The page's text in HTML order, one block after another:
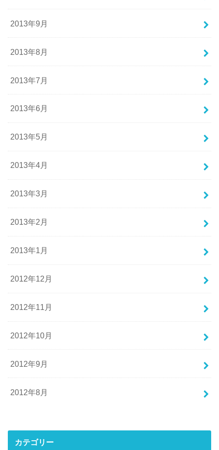
2013年9月
2013年8月
2013年7月
2013年6月
2013年5月
2013年4月
2013年3月
2013年2月
2013年1月
2012年12月
2012年11月
2012年10月
2012年9月
2012年8月
カテゴリー